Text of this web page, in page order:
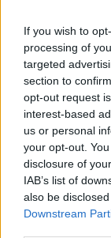
If you wish to
processing of
targeted
section to
opt-out request
interest-based
us or personal
your opt-out.
disclosure of
IAB’s list of
also be
Downstream